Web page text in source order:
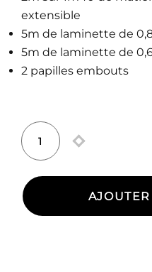
extensible
5m de laminette de
5m de laminette de
2 papilles embouts
quantité
Téthys